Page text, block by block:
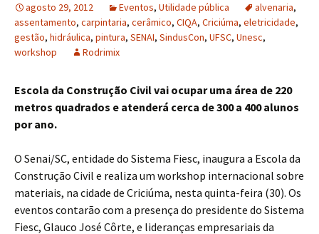
agosto 29, 2012 Eventos, Utilidade pública alvenaria,
assentamento, carpintaria, cerâmico, CIQA, Criciúma, eletricidade,
gestão, hidráulica, pintura, SENAI, SindusCon, UFSC, Unesc,
workshop
Rodrimix
Escola da Construção Civil vai ocupar uma área de 220
metros quadrados e atenderá cerca de 300 a 400 alunos
por ano.
O Senai/SC, entidade do Sistema Fiesc, inaugura a Escola da
Construção Civil e realiza um workshop internacional sobre
materiais, na cidade de Criciúma, nesta quinta-feira (30). Os
eventos contarão com a presença do presidente do Sistema
Fiesc, Glauco José Côrte, e lideranças empresariais da